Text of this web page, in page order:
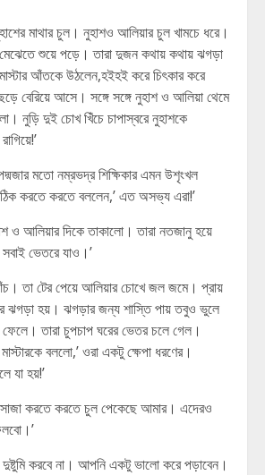
মাথার চুল। নুহাশও আলিয়ার চুল খামচে ধরে।
শুয়ে পড়ে। তারা দুজন কথায় কথায় ঝগড়া
আঁতকে উঠলেন,হইহই করে চিৎকার করে
বেরিয়ে আসে। সঙ্গে সঙ্গে নুহাশ ও আলিয়া থেমে
নুড়ি দুই চোখ খিঁচে চাপাস্বরে নুহাশকে
মতো নম্রভদ্র শিক্ষিকার এমন উশৃংখল
ঠিক করতে করতে বললেন,’ এত অসভ্য এরা!’
ও আলিয়ার দিকে তাকালো। তারা নতজানু হয়ে
ভেতরে যাও।’
তা টের পেয়ে আলিয়ার চোখে জল জমে। প্রায়
ঝগড়া হয়। ঝগড়ার জন্য শাস্তি পায় তবুও ভুলে
তারা চুপচাপ ঘরের ভেতর চলে গেল।
বললো,’ ওরা একটু ক্ষেপা ধরণের।
যা হয়!’
করতে করতে চুল পেকেছে আমার। এদেরও
করবে না। আপনি একটু ভালো করে পড়াবেন।